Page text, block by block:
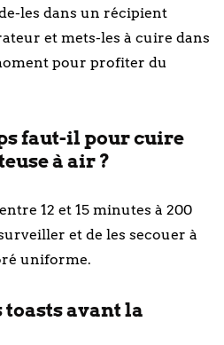
les dans un récipient
et mets-les à cuire dans
pour profiter du
faut-il pour cuire
à air ?
12 et 15 minutes à 200
et de les secouer à
uniforme.
avant la